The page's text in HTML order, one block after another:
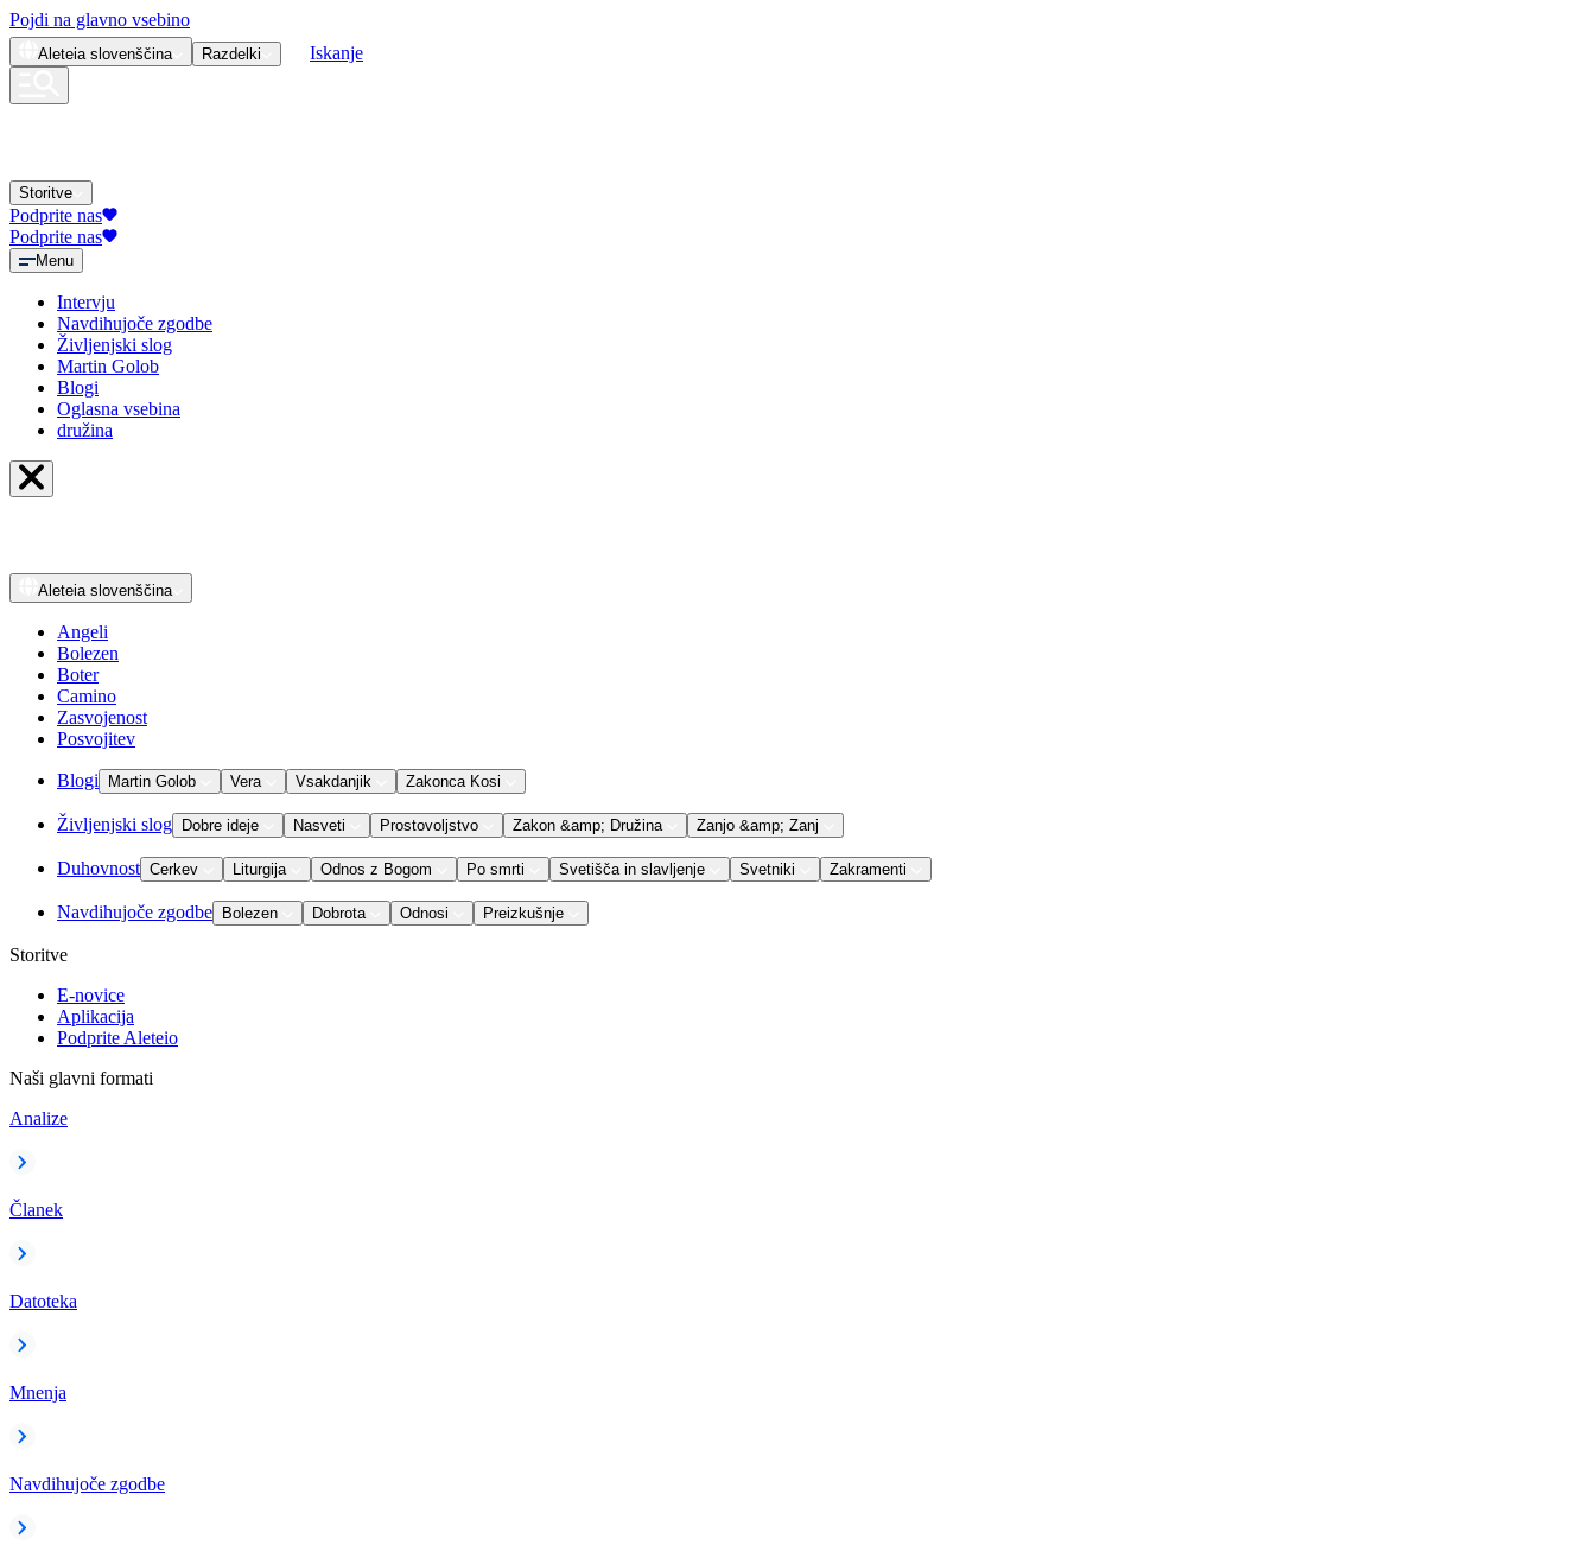
Pojdi na glavno vsebino
Aleteia slovenščina Razdelki Iskanje
Storitve
Podprite nas
Podprite nas
Menu
Intervju
Navdihujoče zgodbe
Življenjski slog
Martin Golob
Blogi
Oglasna vsebina
družina
Aleteia slovenščina
Angeli
Bolezen
Boter
Camino
Zasvojenost
Posvojitev
Blogi Martin Golob Vera Vsakdanjik Zakonca Kosi
Življenjski slog Dobre ideje Nasveti Prostovoljstvo Zakon &amp; Družina Zanjo &amp; Zanj
Duhovnost Cerkev Liturgija Odnos z Bogom Po smrti Svetišča in slavljenje Svetniki Zakramenti
Navdihujoče zgodbe Bolezen Dobrota Odnosi Preizkušnje
Storitve
E-novice
Aplikacija
Podprite Aleteio
Naši glavni formati
Analize
Članek
Datoteka
Mnenja
Navdihujoče zgodbe